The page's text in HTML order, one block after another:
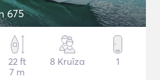
675
22 ft
7 m
8 Kruīza 1